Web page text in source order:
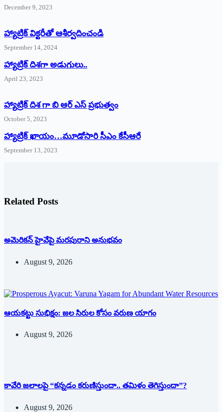
December 9, 2023
హ్యాట్రిక్‌ ‌విక్టరీతో ఆశీర్వదించండి
September 14, 2024
‌హ్యాట్రిక్‌ ‌దిశగా అడుగులు..
April 23, 2023
హ్యాట్రిక్ దిశ గా బి ఆర్ ఎస్ ప్రభుత్వం
October 5, 2023
హ్యాట్రిక్‌ ‌ఖాయం…మూడోసారి సీఎం కేసీఆరే
September 13, 2023
Related Posts
అమెరికన్ హైవేపై మ‌ర‌పురాని అనుభ‌వం
August 9, 2026
ఆయకట్టు సుభిక్షం: జల సిరుల కోసం వరుణ యాగం
August 9, 2026
కావేరి జలాలపై “కన్నడం కరుణిస్తుందా.. తమిళం తెగిస్తుందా”?
August 9, 2026